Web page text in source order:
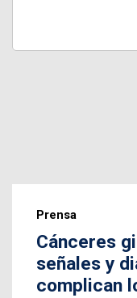
Prensa
Cánceres
señales y
complican